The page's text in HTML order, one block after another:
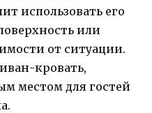
использовать его
или
от ситуации.
кровать,
местом для гостей